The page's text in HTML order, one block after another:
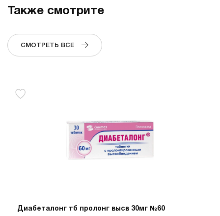
Также смотрите
СМОТРЕТЬ ВСЕ
Диабеталонг тб пролонг высв 30мг №60